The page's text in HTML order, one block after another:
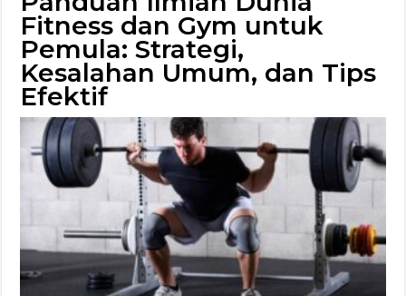
Fitness dan Gym untuk
Pemula: Strategi,
Kesalahan Umum, dan Tips
Efektif